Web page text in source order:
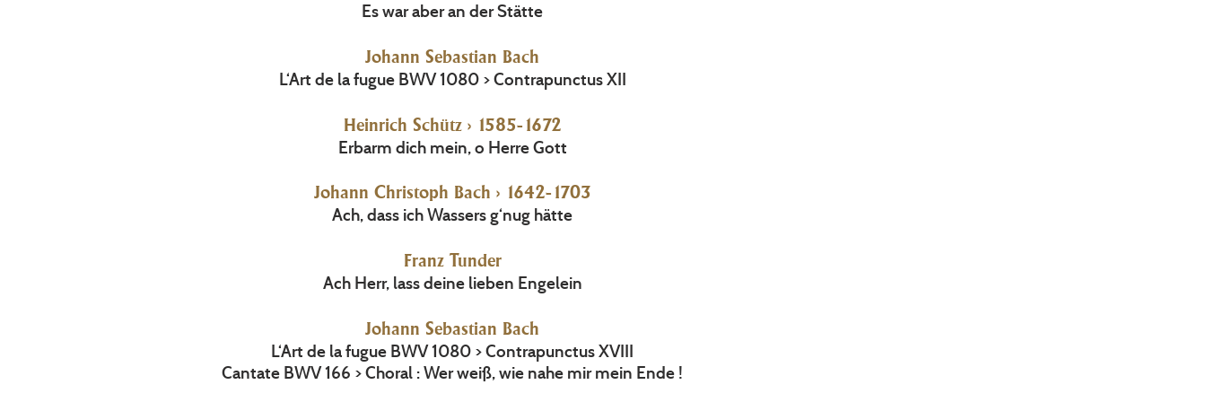
Es war aber an der Stätte
Johann Sebastian Bach
L‘Art de la fugue BWV 1080 > Contrapunctus XII
Heinrich Schütz > 1585-1672
Erbarm dich mein, o Herre Gott
Johann Christoph Bach > 1642-1703
Ach, dass ich Wassers g‘nug hätte
Franz Tunder
Ach Herr, lass deine lieben Engelein
Johann Sebastian Bach
L‘Art de la fugue BWV 1080 > Contrapunctus XVIII
Cantate BWV 166 > Choral : Wer weiß, wie nahe mir mein Ende !